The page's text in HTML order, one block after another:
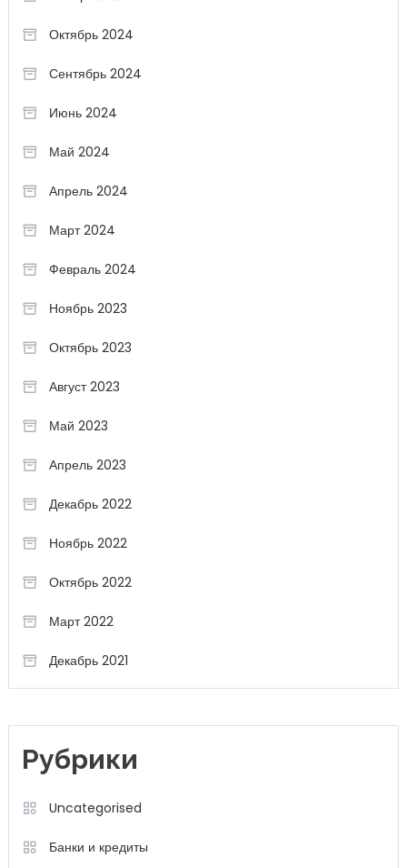
Октябрь 2024
Сентябрь 2024
Июнь 2024
Май 2024
Апрель 2024
Март 2024
Февраль 2024
Ноябрь 2023
Октябрь 2023
Август 2023
Май 2023
Апрель 2023
Декабрь 2022
Ноябрь 2022
Октябрь 2022
Март 2022
Декабрь 2021
Рубрики
Uncategorised
Банки и кредиты